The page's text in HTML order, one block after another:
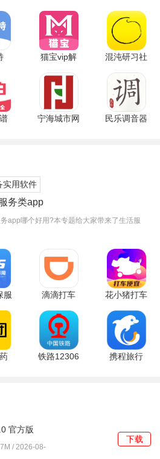
索引擎，能够实时显示周围的可
时间内找到最合适的停车位置，
车鼓励车主将闲置车位共享出
既提高了停车位的使用率，也为
报。
的个人信息和交易数据均受到严格
私不被泄露，使用过程更加安心。
搜索和预订，还为用户提供全方
位的评价和反馈系统，帮助用户做
松选择所需的停车位，避免了临时
时间。
，车主可以在应用内发布闲置车位
猫宝vip解
锁版 1.67
安卓版
混沌研习社
9.1.6 安卓
版
宁海城市网
民乐调音器
实用软件
务类app
app哪个好用?本专题给大家带来了生活服
服
滴滴打车
app 8.0.6
最新版
花小猪打车
1.14.4 官方
铁路12306
携程旅行
官方版
/ 2026-08-
下载